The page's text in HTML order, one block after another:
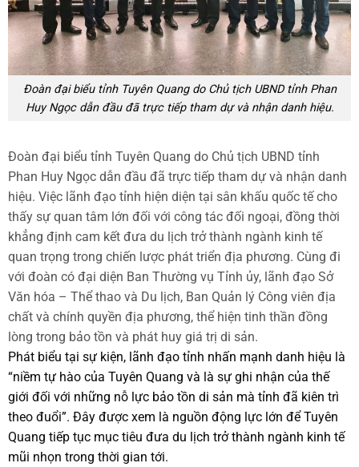
Đoàn đại biểu tỉnh Tuyên Quang do Chủ tịch UBND tỉnh Phan
Huy Ngọc dẫn đầu đã trực tiếp tham dự và nhận danh hiệu.
Đoàn đại biểu tỉnh Tuyên Quang do Chủ tịch UBND tỉnh
Phan Huy Ngọc dẫn đầu đã trực tiếp tham dự và nhận danh
hiệu. Việc lãnh đạo tỉnh hiện diện tại sân khấu quốc tế cho
thấy sự quan tâm lớn đối với công tác đối ngoại, đồng thời
khẳng định cam kết đưa du lịch trở thành ngành kinh tế
quan trọng trong chiến lược phát triển địa phương. Cùng đi
với đoàn có đại diện Ban Thường vụ Tỉnh ủy, lãnh đạo Sở
Văn hóa – Thể thao và Du lịch, Ban Quản lý Công viên địa
chất và chính quyền địa phương, thể hiện tinh thần đồng
lòng trong bảo tồn và phát huy giá trị di sản.
Phát biểu tại sự kiện, lãnh đạo tỉnh nhấn mạnh danh hiệu là
“niềm tự hào của Tuyên Quang và là sự ghi nhận của thế
giới đối với những nỗ lực bảo tồn di sản mà tỉnh đã kiên trì
theo đuổi”. Đây được xem là nguồn động lực lớn để Tuyên
Quang tiếp tục mục tiêu đưa du lịch trở thành ngành kinh tế
mũi nhọn trong thời gian tới.